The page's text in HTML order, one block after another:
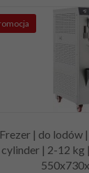
Frezer | do lodów
cylinder | 2-12 kg